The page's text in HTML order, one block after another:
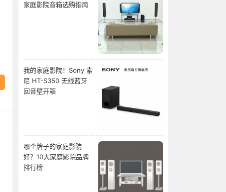
家庭影院音箱选购指南
我的家庭影院！Sony 索
尼 HT-S350 无线蓝牙
回音壁开箱
哪个牌子的家庭影院
好？10大家庭影院品牌
排行榜